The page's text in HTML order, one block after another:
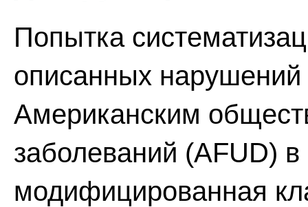
Попытка
описанных
Американским
заболеваний (AFUD)
модифицированная